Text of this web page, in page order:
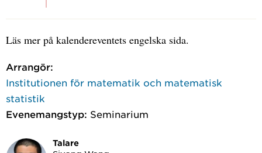
Läs mer på kalendereventets engelska sida.
Arrangör:
Institutionen för matematik och matematisk
statistik
Evenemangstyp: Seminarium
Talare